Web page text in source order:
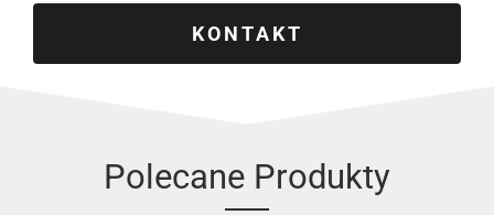
KONTAKT
Polecane Produkty